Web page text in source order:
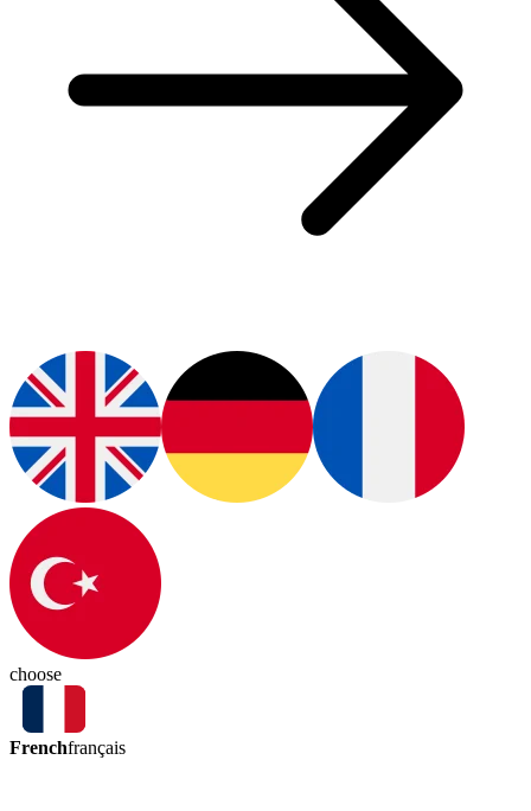
choose
Frenchfrançais